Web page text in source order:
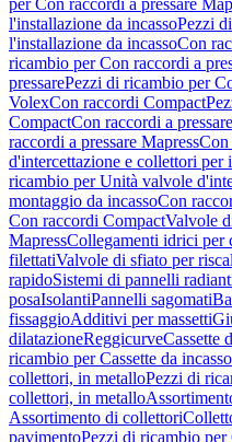
per Con raccordi a pressare
l'installazione da incassoPezzi
l'installazione da incassoCon
ricambio per Con raccordi a
pressarePezzi di ricambio per
VolexCon raccordi Compact
CompactCon raccordi a
raccordi a pressare MapressCon
d'intercettazione e collettori per
ricambio per Unità valvole
montaggio da incassoCon
Con raccordi CompactValvole
MapressCollegamenti idrici per
filettatiValvole di sfiato per
rapidoSistemi di pannelli
posaIsolantiPannelli sagomati
fissaggioAdditivi per massetti
dilatazioneReggicurveCassette
ricambio per Cassette da
collettori, in metalloPezzi di
collettori, in metallo
Assortimento di collettori
pavimentoPezzi di ricambio per